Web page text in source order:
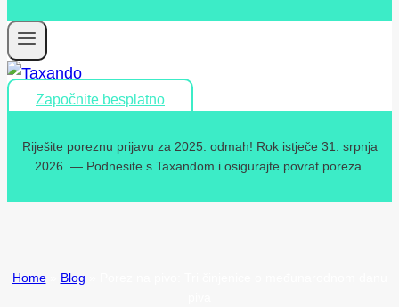
Započnite besplatno
Riješite poreznu prijavu za 2025. odmah! Rok istječe 31. srpnja
2026. — Podnesite s Taxandom i osigurajte povrat poreza.
Home» Blog